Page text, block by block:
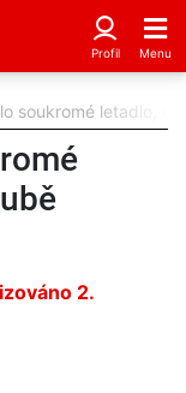
soukromé letadlo,
2.